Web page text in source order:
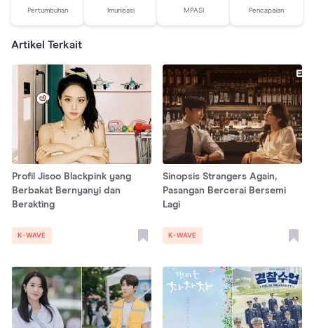
Pertumbuhan Imunisasi MPASI Pencapaian
Artikel Terkait
Profil Jisoo Blackpink yang
Berbakat Bernyanyi dan
Berakting
K-WAVE
Sinopsis Strangers Again,
Pasangan Bercerai Bersemi
Lagi
K-WAVE